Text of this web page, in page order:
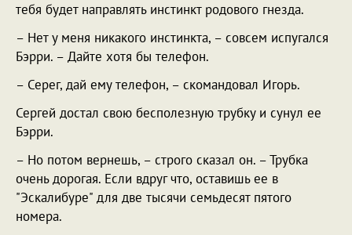
тебя будет направлять инстинкт родового гнезда.
– Нет у меня никакого инстинкта, – совсем испугался
Бэрри. – Дайте хотя бы телефон.
– Серег, дай ему телефон, – скомандовал Игорь.
Сергей достал свою бесполезную трубку и сунул ее
Бэрри.
– Но потом вернешь, – строго сказал он. – Трубка
очень дорогая. Если вдруг что, оставишь ее в
"Эскалибуре" для две тысячи семьдесят пятого
номера.